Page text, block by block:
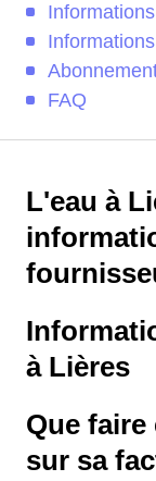
FAQ
L'eau à
à Lières
Que faire
sur sa